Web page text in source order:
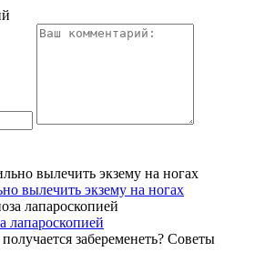
вылечить экзему на ногах
лапароскопией